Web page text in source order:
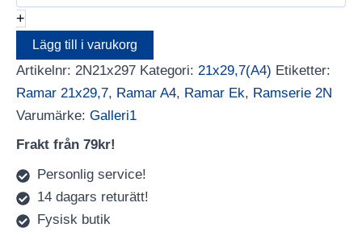
21x29,7
Ek
Obhehandlad
+
Lägg till i varukorg
Artikelnr: 2N21x297 Kategori: 21x29,7(A4) Etiketter:
Ramar 21x29,7, Ramar A4, Ramar Ek, Ramserie 2N
Varumärke: Galleri1
Frakt från 79kr!
Personlig service!
14 dagars returätt!
Fysisk butik